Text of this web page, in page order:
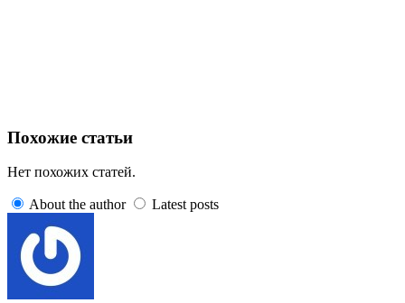
Похожие статьи
Нет похожих статей.
About the author Latest posts